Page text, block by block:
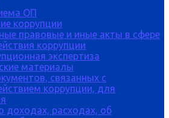
ОП
коррупции
правовые и иные акты в сфере
коррупции
экспертиза
материалы
связанных с
коррупции, для
доходах, расходах, об